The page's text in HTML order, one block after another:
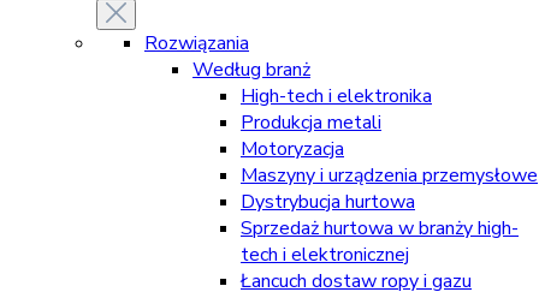
Rozwiązania
Według branż
High-tech i elektronika
Produkcja metali
Motoryzacja
Maszyny i urządzenia przemysłowe
Dystrybucja hurtowa
Sprzedaż hurtowa w branży high-
tech i elektronicznej
Łancuch dostaw ropy i gazu